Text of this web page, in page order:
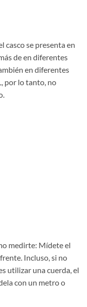
casco se presenta en
de en diferentes
en diferentes
por lo tanto, no
medirte: Mídete el
Incluso, si no
utilizar una cuerda, el
con un metro o